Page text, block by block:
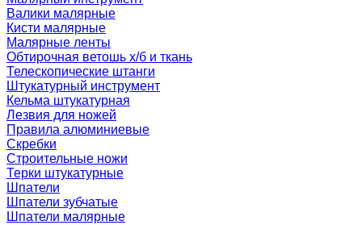
Валики малярные
Кисти малярные
Малярные ленты
Обтирочная ветошь х/б и ткань
Телескопические штанги
Штукатурный инструмент
Кельма штукатурная
Лезвия для ножей
Правила алюминиевые
Скребки
Строительные ножи
Терки штукатурные
Шпатели
Шпатели зубчатые
Шпатели малярные